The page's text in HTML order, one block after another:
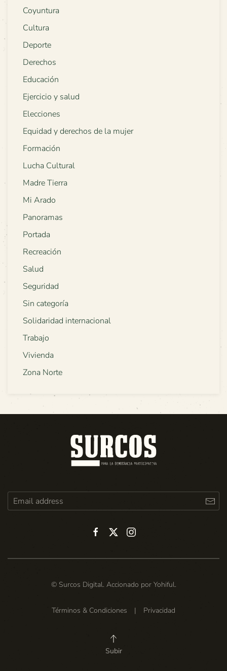
Coyuntura
Cultura
Deporte
Derechos
Educación
Ejercicio y salud
Elecciones
Equidad y derechos de la mujer
Formación
Lucha Cultural
Madre Tierra
Mi Arado
Panoramas
Portada
Recreación
Salud
Seguridad
Sin categoría
Solidaridad internacional
Trabajo
Vivienda
Zona Norte
© Surcos Digital. Accionado por Yohiful.
Términos & Condiciones | Privacidad
Subir